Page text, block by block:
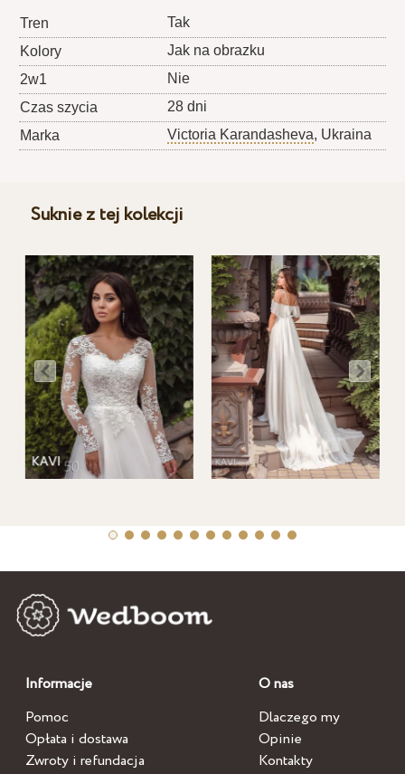
Tren
Tak
Kolory
Jak na obrazku
2w1
Nie
Czas szycia
28 dni
Marka
Victoria Karandasheva, Ukraina
Suknie z tej kolekcji
Informacje
Pomoc
Opłata i dostawa
Zwroty i refundacja
O nas
Dlaczego my
Opinie
Kontakty